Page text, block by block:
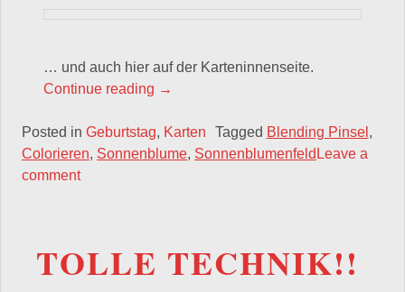
… und auch hier auf der Karteninnenseite.
Continue reading „Ein paar schnelle Karten mit der
→
Posted in Geburtstag, Karten Tagged Blending Pinsel ,
Colorieren, Sonnenblume, Sonnenblumenfeld Leave a
comment
TOLLE TECHNIK!!